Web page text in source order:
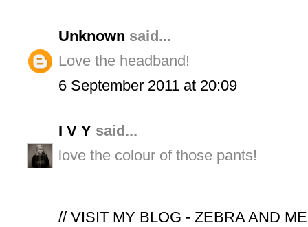
Unknown said...
Love the headband!
6 September 2011 at 20:09
I V Y said...
love the colour of those pants!
// VISIT MY BLOG - ZEBRA AND